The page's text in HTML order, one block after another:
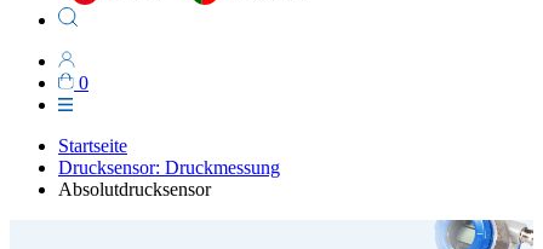
0
Startseite
Drucksensor: Druckmessung
Absolutdrucksensor